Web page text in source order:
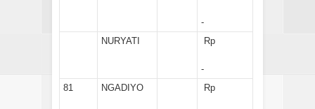
-
NURYATI
Rp
-
81
NGADIYO Rp